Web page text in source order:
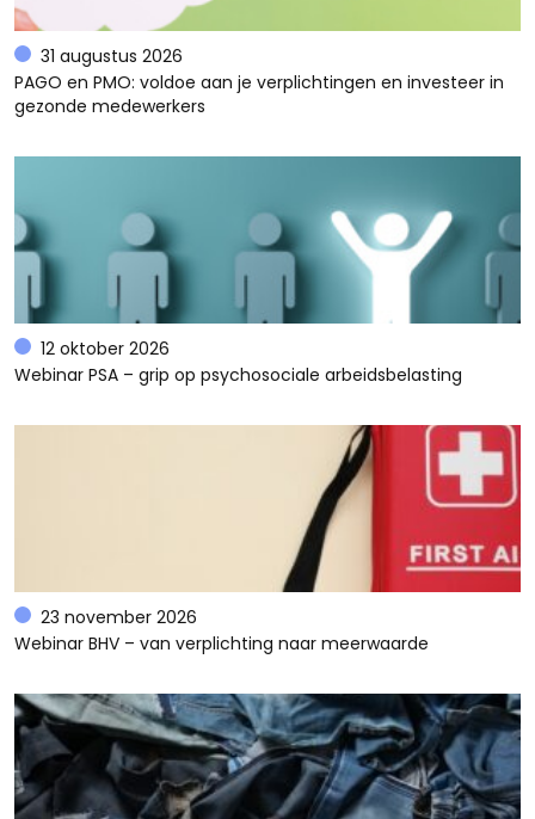
31 augustus 2026
PAGO en PMO: voldoe aan je verplichtingen en investeer in
gezonde medewerkers
12 oktober 2026
Webinar PSA – grip op psychosociale arbeidsbelasting
23 november 2026
Webinar BHV – van verplichting naar meerwaarde